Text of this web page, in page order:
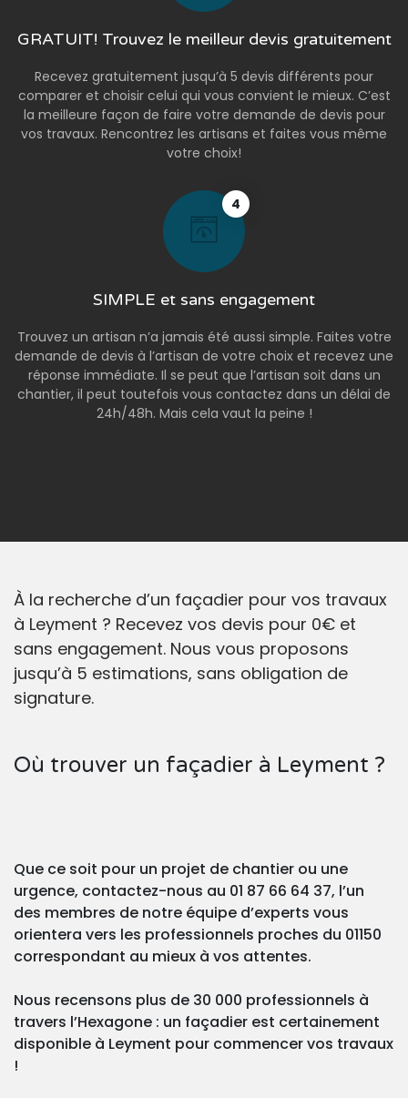
GRATUIT! Trouvez le meilleur devis gratuitement
Recevez gratuitement jusqu’à 5 devis différents pour
comparer et choisir celui qui vous convient le mieux. C’est
la meilleure façon de faire votre demande de devis pour
vos travaux. Rencontrez les artisans et faites vous même
votre choix!
4
SIMPLE et sans engagement
Trouvez un artisan n’a jamais été aussi simple. Faites votre
demande de devis à l’artisan de votre choix et recevez une
réponse immédiate. Il se peut que l’artisan soit dans un
chantier, il peut toutefois vous contactez dans un délai de
24h/48h. Mais cela vaut la peine !
À la recherche d’un façadier pour vos travaux
à Leyment ? Recevez vos devis pour 0€ et
sans engagement. Nous vous proposons
jusqu’à 5 estimations, sans obligation de
signature.
Où trouver un façadier à Leyment ?
Que ce soit pour un projet de chantier ou une
urgence, contactez-nous au 01 87 66 64 37, l’un
des membres de notre équipe d’experts vous
orientera vers les professionnels proches du 01150
correspondant au mieux à vos attentes.
Nous recensons plus de 30 000 professionnels à
travers l’Hexagone : un façadier est certainement
disponible à Leyment pour commencer vos travaux
!